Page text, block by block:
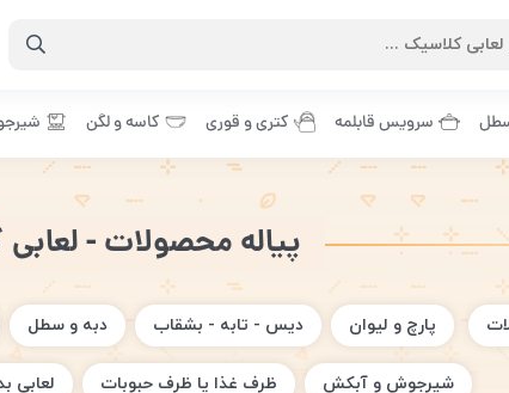
سرویس قابلمه کتری و قوری کاسه و لگن
پیاله محصولات -
پارچ و لیوان دیس - تابه - بشقاب دبه و سطل
شیرجوش و آبکش ظرف غذا یا ظرف حبوبات لعابی